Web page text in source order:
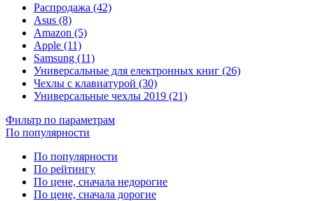
Распродажа (42)
Asus (8)
Amazon (5)
Apple (11)
Samsung (11)
Универсальные для електронных книг (26)
Чехлы с клавиатурой (30)
Универсальные чехлы 2019 (21)
Фильтр по параметрам
По популярности
По популярности
По рейтингу
По цене, сначала недорогие
По цене, сначала дорогие